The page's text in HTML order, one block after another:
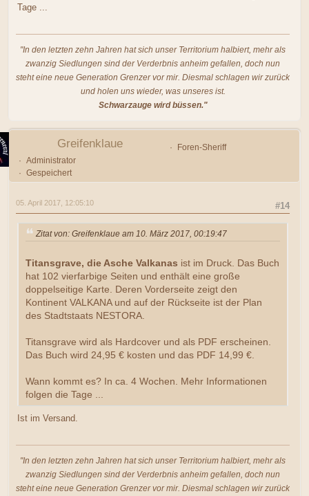
Tage ...
"In den letzten zehn Jahren hat sich unser Territorium halbiert, mehr als
zwanzig Siedlungen sind der Verderbnis anheim gefallen, doch nun
steht eine neue Generation Grenzer vor mir. Diesmal schlagen wir zurück
und holen uns wieder, was unseres ist.
Schwarzauge wird büssen."
Greifenklaue
Foren-Sheriff
Administrator
Gespeichert
#14
05. April 2017, 12:05:10
Zitat von: Greifenklaue am 10. März 2017, 00:19:47
Titansgrave, die Asche Valkanas ist im Druck. Das Buch
hat 102 vierfarbige Seiten und enthält eine große
doppelseitige Karte. Deren Vorderseite zeigt den
Kontinent VALKANA und auf der Rückseite ist der Plan
des Stadtstaats NESTORA.
Titansgrave wird als Hardcover und als PDF erscheinen.
Das Buch wird 24,95 € kosten und das PDF 14,99 €.
Wann kommt es? In ca. 4 Wochen. Mehr Informationen
folgen die Tage ...
Ist im Versand.
"In den letzten zehn Jahren hat sich unser Territorium halbiert, mehr als
zwanzig Siedlungen sind der Verderbnis anheim gefallen, doch nun
steht eine neue Generation Grenzer vor mir. Diesmal schlagen wir zurück